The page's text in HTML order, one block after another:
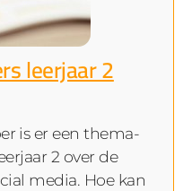
leerjaar 2
is er een thema-
2 over de
media. Hoe kan